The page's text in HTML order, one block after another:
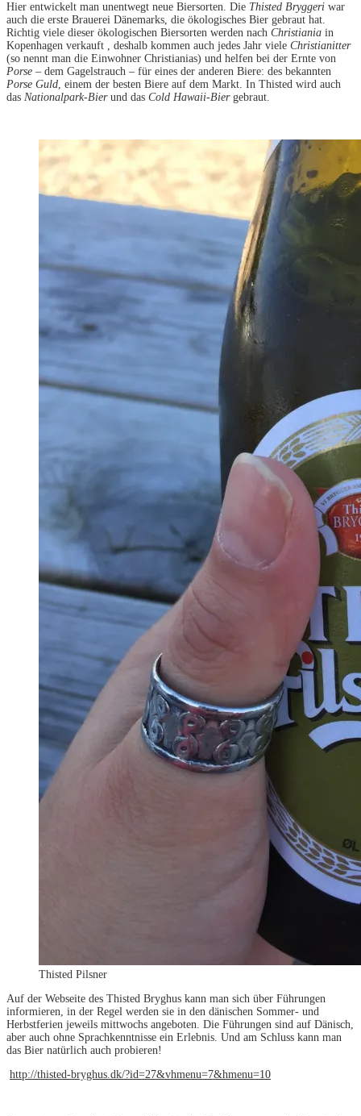
Hier entwickelt man unentwegt neue Biersorten. Die Thisted Bryggeri war
auch die erste Brauerei Dänemarks, die ökologisches Bier gebraut hat.
Richtig viele dieser ökologischen Biersorten werden nach Christiania in
Kopenhagen verkauft , deshalb kommen auch jedes Jahr viele Christianitter
(so nennt man die Einwohner Christianias) und helfen bei der Ernte von
Porse – dem Gagelstrauch – für eines der anderen Biere: des bekannten
Porse Guld, einem der besten Biere auf dem Markt. In Thisted wird auch
das Nationalpark-Bierund das Cold Hawaii-Biergebraut.
Thisted Pilsner
Auf der Webseite des Thisted Bryghus kann man sich über Führungen
informieren, in der Regel werden sie in den dänischen Sommer- und
Herbstferien jeweils mittwochs angeboten. Die Führungen sind auf Dänisch,
aber auch ohne Sprachkenntnisse ein Erlebnis. Und am Schluss kann man
das Bier natürlich auch probieren!
http://thisted-bryghus.dk/?id=27&vhmenu=7&hmenu=10